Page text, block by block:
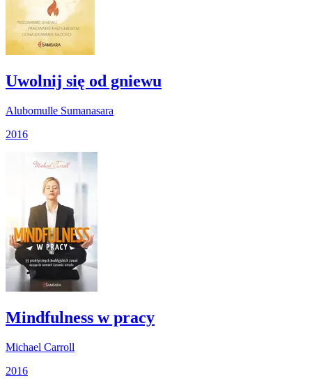
Uwolnij się od gniewu
Alubomulle Sumanasara
2016
Mindfulness w pracy
Michael Carroll
2016